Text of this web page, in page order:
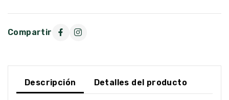
Compartir
Descripción Detalles del producto